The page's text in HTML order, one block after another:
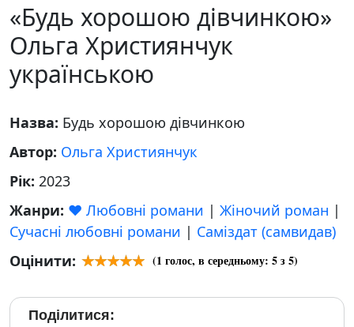
«Будь хорошою дівчинкою»
Ольга Християнчук
українською
Назва: Будь хорошою дівчинкою
Автор: Ольга Християнчук
Рік: 2023
Жанри: ❤️ Любовні романи | Жіночий роман |
Сучасні любовні романи | Саміздат (самвидав)
Оцінити:
(1 голос, в середньому: 5з 5)
Поділитися: